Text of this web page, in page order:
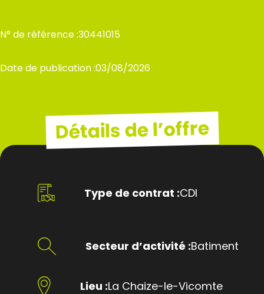
N° de référence :30441015
Date de publication :03/08/2026
Détails de l’offre
Type de contrat :CDI
Secteur d’activité :Batiment
Lieu :La Chaize-le-Vicomte